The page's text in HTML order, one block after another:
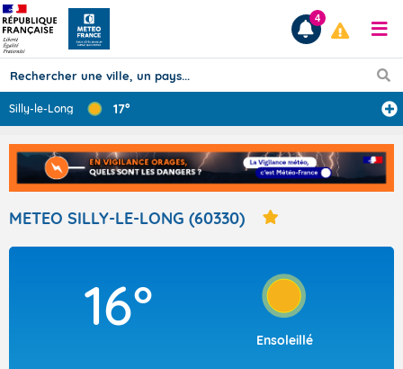
Prévisions
TOUS LES RÉSULTATS
Articles
4
Silly-le-Long 17°
METEO SILLY-LE-LONG (60330)
16°
Ensoleillé